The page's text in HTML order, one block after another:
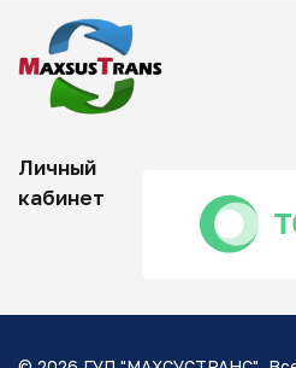
Личный
кабинет